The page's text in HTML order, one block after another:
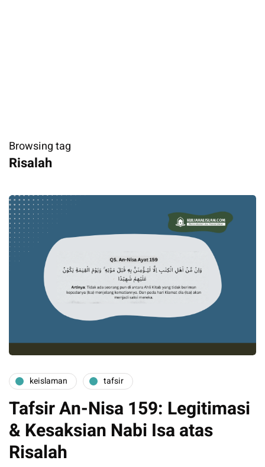
Browsing tag
Risalah
keislaman tafsir
Tafsir An-Nisa 159: Legitimasi
& Kesaksian Nabi Isa atas
Risalah